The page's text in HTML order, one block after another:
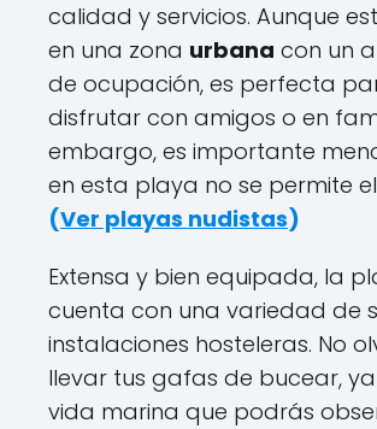
calidad y servicios. Aunque
en una zona urbana con un
de ocupación, es perfecta
disfrutar con amigos o en
embargo, es importante
en esta playa no se permite
(Ver playas nudistas)
Extensa y bien equipada, la
cuenta con una variedad de
instalaciones hosteleras. No
llevar tus gafas de bucear,
vida marina que podrás